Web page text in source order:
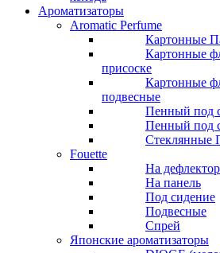
Ароматизаторы
Aromatic Perfume
Картонные
Картонные
присоске
Картонные
подвесные
Пенный под
Пенный под
Стеклянные
Fouette
На дефлектор
На панель
Под сидение
Подвесные
Спрей
Японские ароматизаторы